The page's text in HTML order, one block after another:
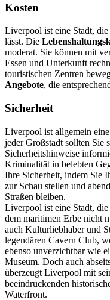
Kosten
Liverpool ist eine Stadt, die
lässt. Die
moderat. Sie können mit
Essen und Unterkunft
touristischen Zentren
Angebote, die
Sicherheit
Liverpool ist allgemein eine
jeder Großstadt sollten Sie
Sicherheitshinweise
Kriminalität in belebten
Ihre Sicherheit, indem Sie
zur Schau stellen und
Straßen bleiben.
Liverpool ist eine Stadt,
dem maritimen Erbe nicht
auch Kulturliebhaber und
legendären Cavern Club,
ebenso unverzichtbar wie
Museum. Doch auch
überzeugt Liverpool mit
beeindruckenden
Waterfront.